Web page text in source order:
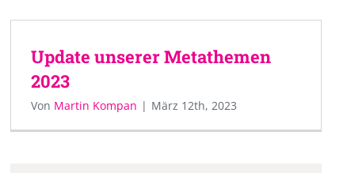
Update unserer Metathemen
2023
Von Martin Kompan | März 12th, 2023